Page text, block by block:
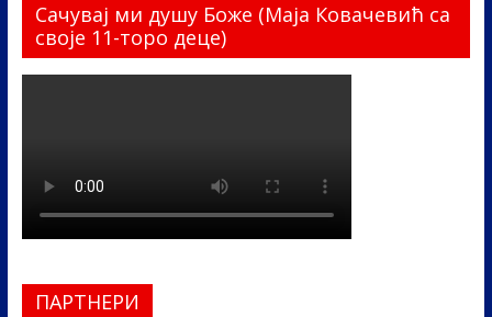
Сачувај ми душу Боже (Маја Ковачевић са
своје 11-торо деце)
ПАРТНЕРИ